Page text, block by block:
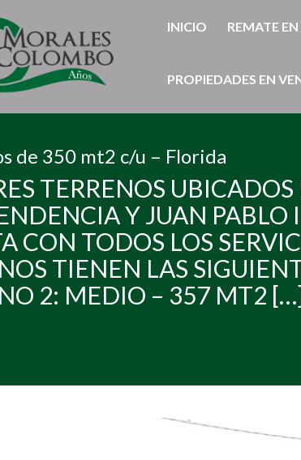
INICIO REMATE
PROPIEDADES EN
de 350 mt2 c/u – Florida
TERRENOS
Y JUAN PABLO
CON TODOS LOS
TIENEN LAS
2: MEDIO – 357 MT2